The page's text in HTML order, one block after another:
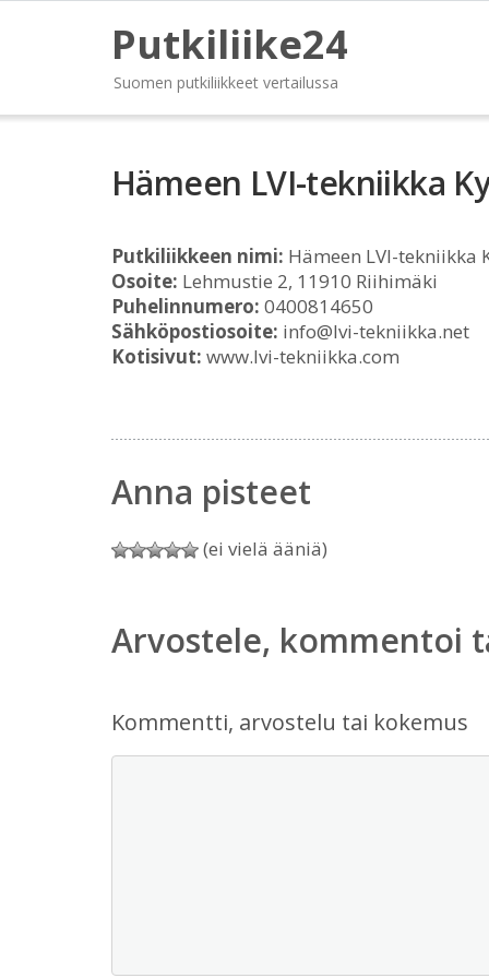
Putkiliike24
Suomen putkiliikkeet vertailussa
Hämeen LVI-tekniikka
Putkiliikkeen nimi: Hämeen LVI-tekniikka
Osoite: Lehmustie 2, 11910 Riihimäki
Puhelinnumero: 0400814650
Sähköpostiosoite: info@lvi-tekniikka.net
Kotisivut: www.lvi-tekniikka.com
Anna pisteet
(ei vielä ääniä)
Arvostele, kommentoi
Kommentti, arvostelu tai kokemus